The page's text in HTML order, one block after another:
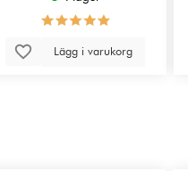
Lägg i varukorg